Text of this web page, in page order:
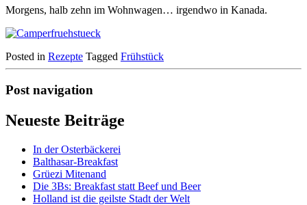
Morgens, halb zehn im Wohnwagen… irgendwo in Kanada.
Posted in Rezepte Tagged Frühstück
Post navigation
Neueste Beiträge
In der Osterbäckerei
Balthasar-Breakfast
Grüezi Mitenand
Die 3Bs: Breakfast statt Beef und Beer
Holland ist die geilste Stadt der Welt